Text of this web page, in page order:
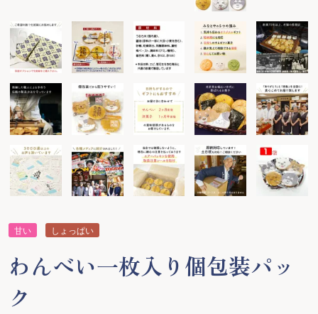
甘い しょっぱい
わんべい一枚入り個包装パッ
ク